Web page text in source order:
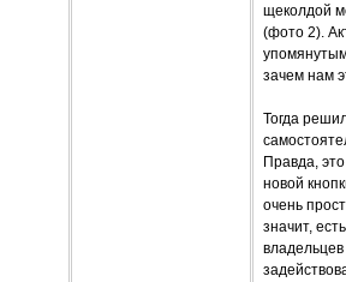
щеколдой
(фото 2).
зачем нам
Тогда
Правда,
новой
очень
значит,